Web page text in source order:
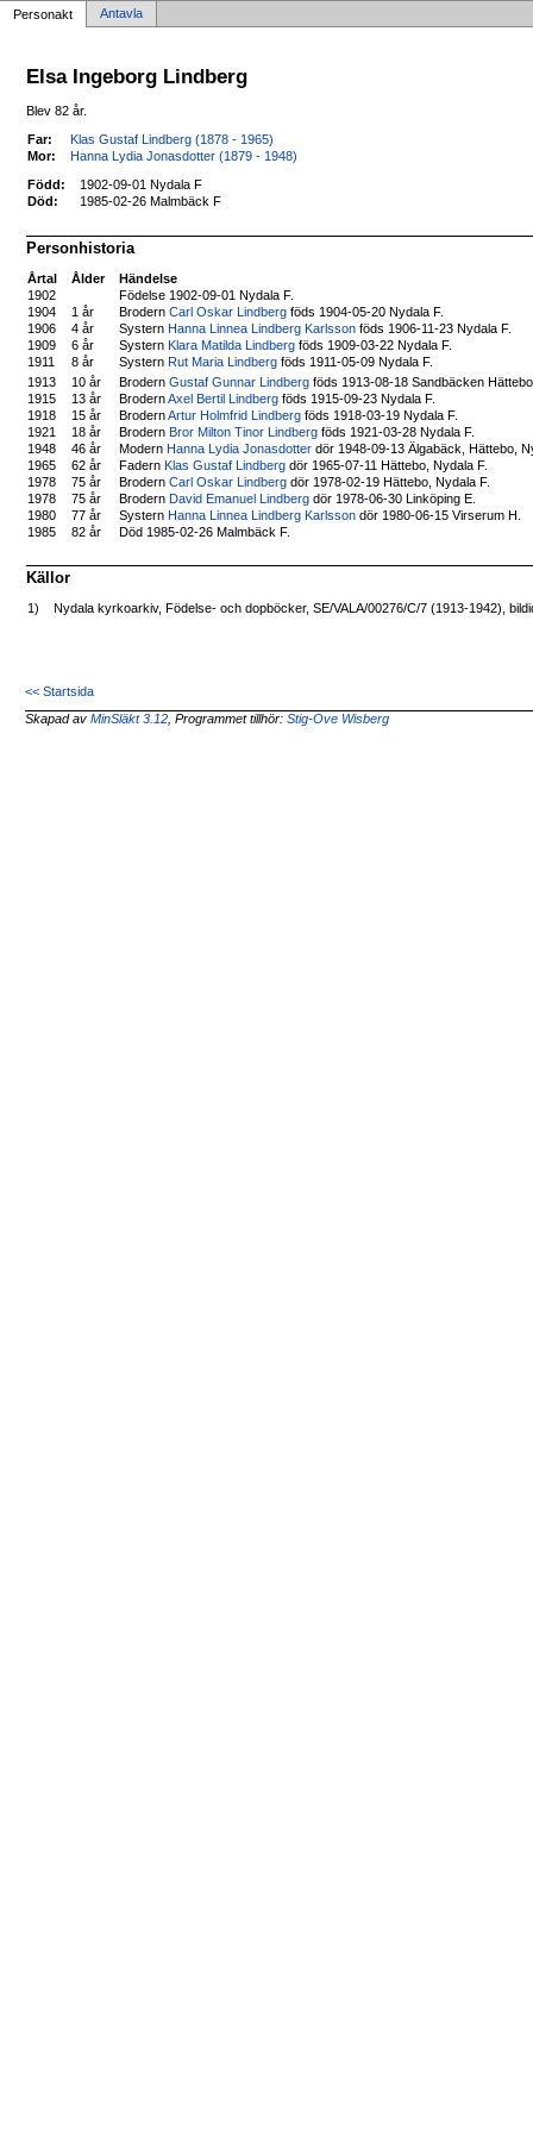
Personakt Antavla
Elsa Ingeborg Lindberg
Blev 82 år.
Far:
Klas Gustaf Lindberg (1878 - 1965)
Mor:
Hanna Lydia Jonasdotter (1879 - 1948)
Född:
1902-09-01 Nydala F
Död:
1985-02-26 Malmbäck F
Personhistoria
Årtal Ålder
Händelse
1902
Födelse 1902-09-01 Nydala F.
1904
1 år BrodernCarl Oskar Lindberg föds 1904-05-20 Nydala F.
1906
4 år SysternHanna Linnea Lindberg Karlsson föds 1906-11-23 Nydala F.
1909
6 år SysternKlara Matilda Lindberg föds 1909-03-22 Nydala F.
1911
8 år SysternRut Maria Lindberg föds 1911-05-09 Nydala F.
1913
10 år BrodernGustaf Gunnar Lindberg föds 1913-08-18 Sandbäcken
1915
13 år BrodernAxel Bertil Lindberg föds 1915-09-23 Nydala F.
1918
15 år BrodernArtur Holmfrid Lindberg föds 1918-03-19 Nydala F.
1921
18 år BrodernBror Milton Tinor Lindberg föds 1921-03-28 Nydala F.
1948
46 år ModernHanna Lydia Jonasdotter dör 1948-09-13 Älgabäck, Hättebo,
1965
62 år FadernKlas Gustaf Lindberg dör 1965-07-11 Hättebo, Nydala F.
1978
75 år BrodernCarl Oskar Lindberg dör 1978-02-19 Hättebo, Nydala F.
1978
75 år BrodernDavid Emanuel Lindberg dör 1978-06-30 Linköping E.
1980
77 år SysternHanna Linnea Lindberg Karlsson dör 1980-06-15 Virserum H.
1985
82 år Död 1985-02-26 Malmbäck F.
Källor
1) Nydala kyrkoarkiv, Födelse- och dopböcker, SE/VALA/00276/C/7 (1913-1942),
<< Startsida
Skapad avMinSläkt 3.12 , Programmet tillhör:Stig-Ove Wisberg